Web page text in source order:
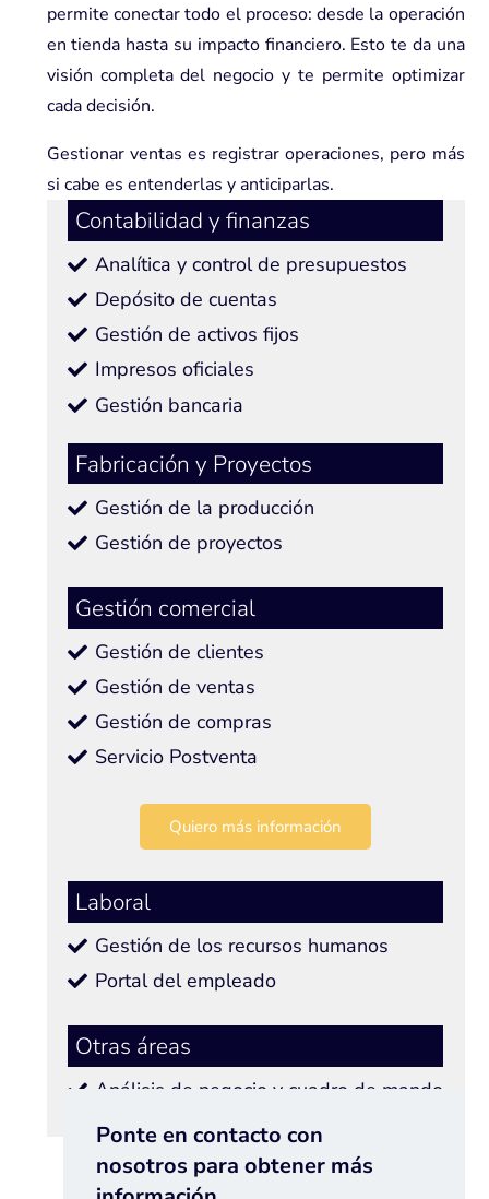
permite conectar todo el proceso: desde la operación
en tienda hasta su impacto financiero. Esto te da una
visión completa del negocio y te permite optimizar
cada decisión.
Gestionar ventas es registrar operaciones, pero más
si cabe es entenderlas y anticiparlas.
Contabilidad y finanzas
Analítica y control de presupuestos
Depósito de cuentas
Gestión de activos fijos
Impresos oficiales
Gestión bancaria
Fabricación y Proyectos
Gestión de la producción
Gestión de proyectos
Gestión comercial
Gestión de clientes
Gestión de ventas
Gestión de compras
Servicio Postventa
Quiero más información
Laboral
Gestión de los recursos humanos
Portal del empleado
Otras áreas
Análisis de negocio y cuadro de mando
CRM y marketing
Ponte en contacto con
nosotros para obtener más